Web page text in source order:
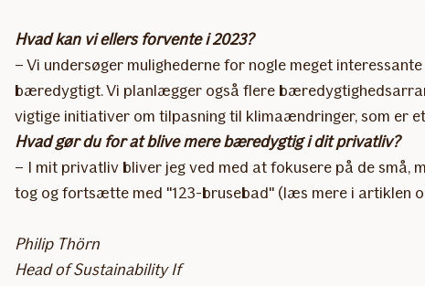
Hvad kan vi ellers forvente i 2023?
– Vi undersøger mulighederne for nogle meget
bæredygtigt. Vi planlægger også flere
vigtige initiativer om tilpasning til klimaændringer, som er
Hvad gør du for at blive mere bæredygtig i dit privatliv?
– I mit privatliv bliver jeg ved med at fokusere på de små,
tog og fortsætte med "123-brusebad" (læs mere i artiklen
Philip Thörn
Head of Sustainability If